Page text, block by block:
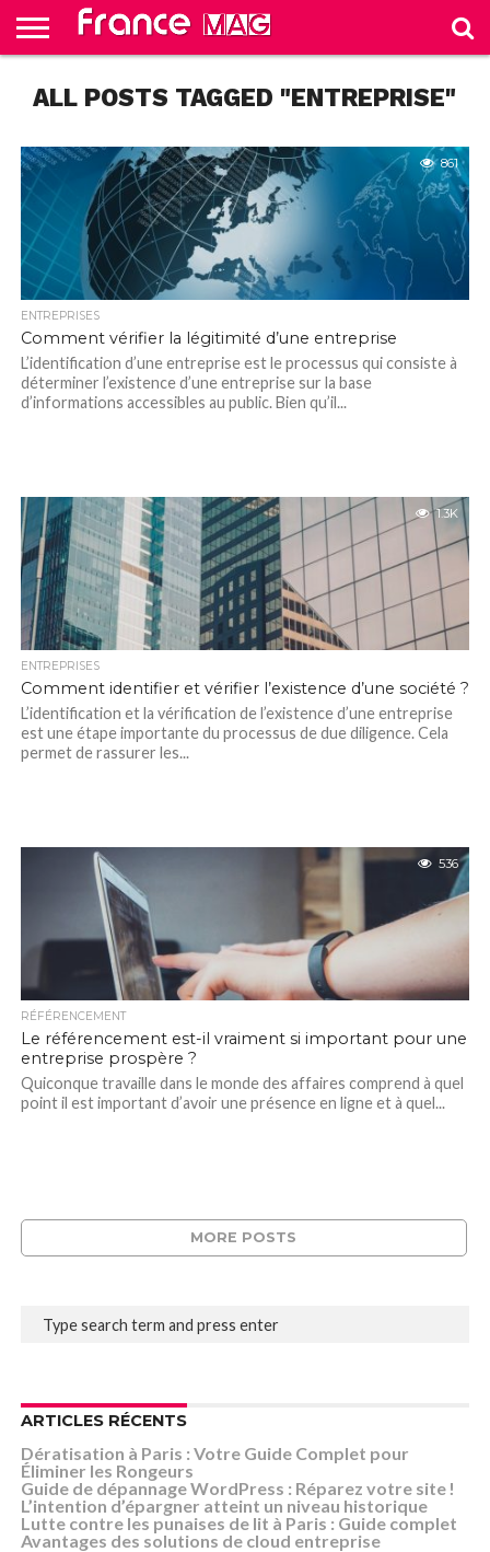
FROM
FRANCE
HOME
TEST
SLIDE
ALL POSTS TAGGED "ENTREPRISE"
861
ENTREPRISES
Comment vérifier la légitimité d’une entreprise
L’identification d’une entreprise est le processus qui consiste à
déterminer l’existence d’une entreprise sur la base
d’informations accessibles au public. Bien qu’il...
1.3K
ENTREPRISES
Comment identifier et vérifier l’existence d’une société ?
L’identification et la vérification de l’existence d’une entreprise
est une étape importante du processus de due diligence. Cela
permet de rassurer les...
536
RÉFÉRENCEMENT
Le référencement est-il vraiment si important pour une
entreprise prospère ?
Quiconque travaille dans le monde des affaires comprend à quel
point il est important d’avoir une présence en ligne et à quel...
MORE POSTS
ARTICLES RÉCENTS
Dératisation à Paris : Votre Guide Complet pour
Éliminer les Rongeurs
Guide de dépannage WordPress : Réparez votre site !
L’intention d’épargner atteint un niveau historique
Lutte contre les punaises de lit à Paris : Guide complet
Avantages des solutions de cloud entreprise